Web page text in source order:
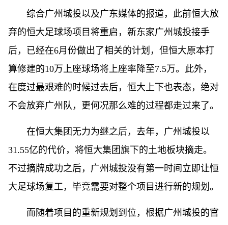
综合广州城投以及广东媒体的报道，此前恒大放
弃的恒大足球场项目将重启，新东家广州城投接手
后，已经在6月份做出了相关的计划，但恒大原本打
算修建的10万上座球场将上座率降至7.5万。此外，
在度过最艰难的时候过去后，恒大上下也表态，绝对
不会放弃广州队，更何况那么难的过程都走过来了。
在恒大集团无力为继之后，去年，广州城投以
31.55亿的代价，将恒大集团旗下的土地板块摘走。
不过摘牌成功之后，广州城投没有第一时间立即让恒
大足球场复工，毕竟需要对整个项目进行新的规划。
而随着项目的重新规划到位，根据广州城投的官